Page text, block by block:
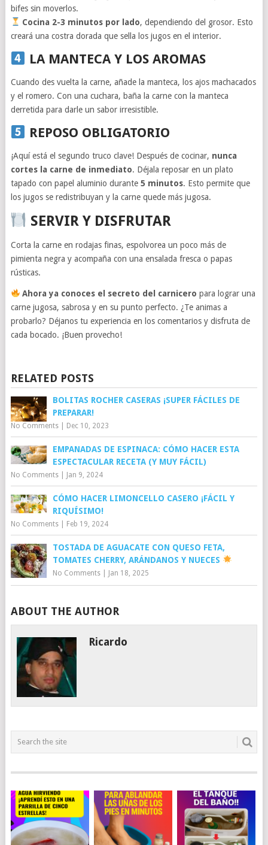
bifes sin moverlos.
Cocina 2-3 minutos por lado, dependiendo del grosor. Esto
creará una costra dorada que sella los jugos en el interior.
LA MANTECA Y LOS AROMAS
Cuando des vuelta la carne, añade la manteca, los ajos machacados
y el romero. Con una cuchara, baña la carne con la manteca
derretida para darle un sabor irresistible.
REPOSO OBLIGATORIO
¡Aquí está el segundo truco clave! Después de cocinar, nunca
cortes la carne de inmediato. Déjala reposar en un plato
tapado con papel aluminio durante 5 minutos. Esto permite que
los jugos se redistribuyan y la carne quede más jugosa.
SERVIR Y DISFRUTAR
Corta la carne en rodajas finas, espolvorea un poco más de
pimienta negra y acompaña con una ensalada fresca o papas
rústicas.
Ahora ya conoces el secreto del carnicero para lograr una
carne jugosa, sabrosa y en su punto perfecto. ¿Te animas a
probarlo? Déjanos tu experiencia en los comentarios y disfruta de
cada bocado. ¡Buen provecho!
RELATED POSTS
BOLITAS ROCHER CASERAS ¡SUPER FÁCILES DE
PREPARAR!
No Comments| Dec 10, 2023
EMPANADAS DE ESPINACA: CÓMO HACER ESTA
ESPECTACULAR RECETA (Y MUY FÁCIL)
No Comments| Jan 9, 2024
CÓMO HACER LIMONCELLO CASERO ¡FÁCIL Y
RIQUÍSIMO!
No Comments| Feb 19, 2024
TOSTADA DE AGUACATE CON QUESO FETA,
TOMATES CHERRY, ARÁNDANOS Y NUECES
No Comments| Jan 18, 2025
ABOUT THE AUTHOR
Ricardo